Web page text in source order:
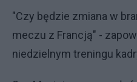
"Czy będzie zmiana w
meczu z Francją" -
niedzielnym treningu